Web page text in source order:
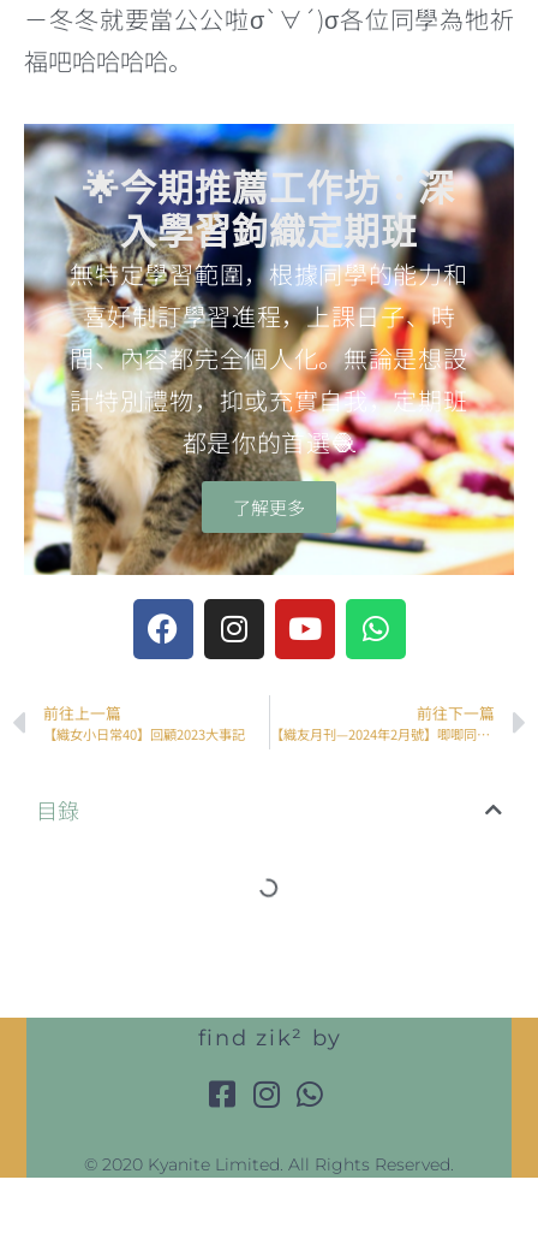
－冬冬就要當公公啦σ`∀´)σ各位同學為牠祈
福吧哈哈哈哈。
🌟今期推薦工作坊：深
入學習鉤織定期班
無特定學習範圍，根據同學的能力和
喜好制訂學習進程，上課日子、時
間、內容都完全個人化。無論是想設
計特別禮物，抑或充實自我，定期班
都是你的首選🧶
了解更多
前往上一篇
【織女小日常40】回顧2023大事記
前往下一篇
【織友月刊—2024年2月號】唧唧同學會優秀習作貼堂集
目錄
find zik² by
© 2020 Kyanite Limited. All Rights Reserved.